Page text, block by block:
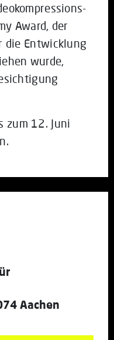
Award, der
die Entwicklung
wurde,
zum 12. Juni
Aachen